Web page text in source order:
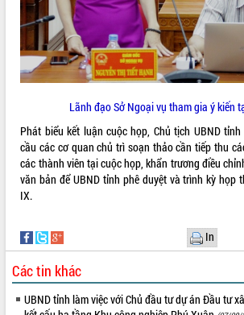
Nâng cao hiệu quả hoạt động của các
doanh nghiệp nhà nước
Hội nghị triển khai kết nối mạng
truyền số liệu chuyên dùng phục vụ cơ
quan Đảng, Nhà nước
Lễ phát động chuỗi hoạt động chung
tay làm sạch môi trường
Xã Ea Kar bước chuyển mình trong
công tác cải cách hành chính mô hình
mới
UBND tỉnh họp báo định kỳ tháng 4
phát triển nền kinh tế xanh tại tỉnh
Tăng cường giám sát, đôn đốc thực
hiện nhiệm vụ quản lý tài sản công
hàng tuần
Lãnh đạo Sở Ngoại vụ tham gia ý kiến
Phát biểu kết luận cuộc họp, Chủ tịch UBND
cầu các cơ quan chủ trì soạn thảo cần tiếp thu
các thành viên tại cuộc họp, khẩn trương điều
văn bản để UBND tỉnh phê duyệt và trình kỳ họp
IX.
In
Các tin khác
UBND tỉnh làm việc với Chủ đầu tư dự án Đầu tư